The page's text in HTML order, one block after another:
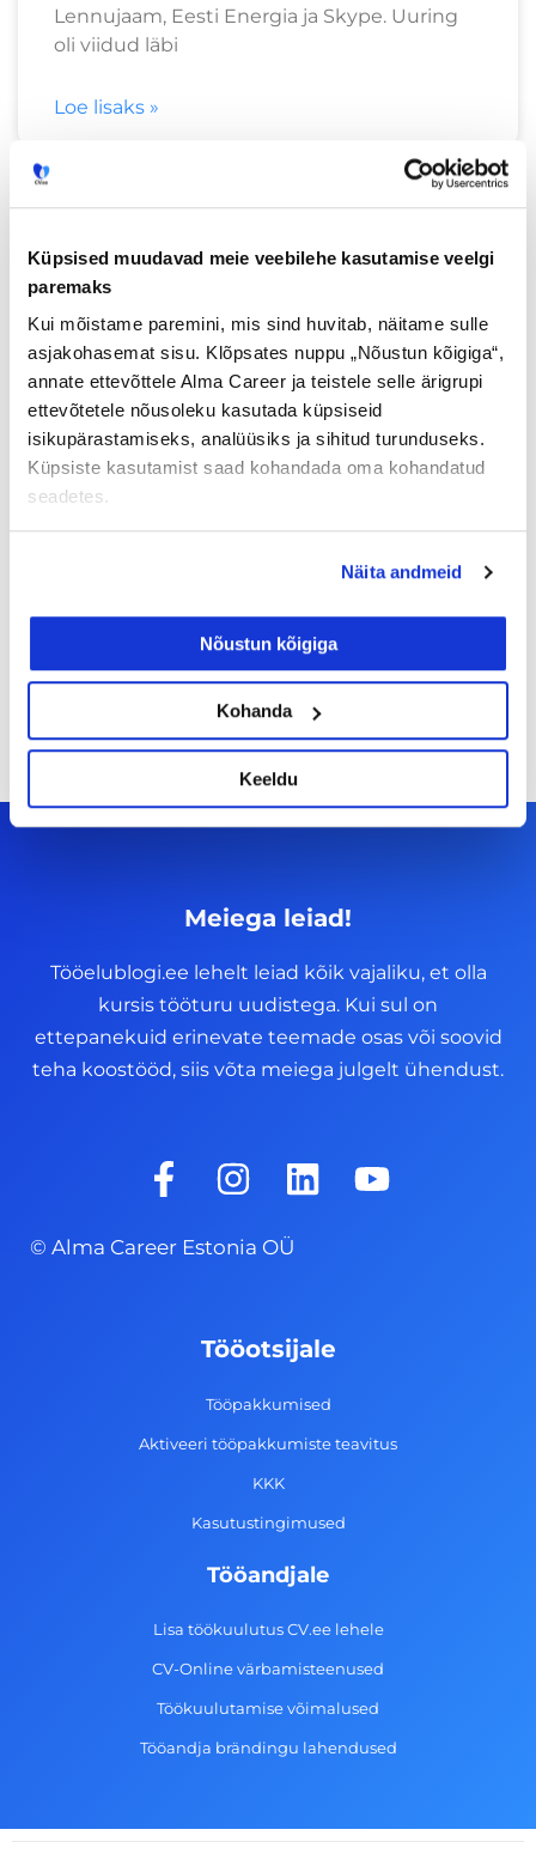
Küpsised muudavad meie veebilehe kasutamise veelgi
paremaks
Kui mõistame paremini, mis sind huvitab, näitame sulle
asjakohasemat sisu. Klõpsates nuppu „Nõustun kõigiga“,
annate ettevõttele Alma Career ja teistele selle ärigrupi
ettevõtetele nõusoleku kasutada küpsiseid
isikupärastamiseks, analüüsiks ja sihitud turunduseks.
Küpsiste kasutamist saad kohandada oma kohandatud
seadetes.
Näita andmeid
Nõustun kõigiga
Kohanda
Keeldu
Lennujaam, Eesti Energia ja Skype. Uuring
oli viidud läbi
Loe lisaks »
Meiega leiad!
Tööelublogi.ee lehelt leiad kõik vajaliku, et olla
kursis tööturu uudistega. Kui sul on
ettepanekuid erinevate teemade osas või soovid
teha koostööd, siis võta meiega julgelt ühendust.
F
a
e
-
I
n
s
t
g
a
m
L
i
d
n
Y
o
© Alma Career Estonia OÜ
Tööotsijale
Tööpakkumised
Aktiveeri tööpakkumiste teavitus
KKK
Kasutustingimused
Tööandjale
Lisa töökuulutus CV.ee lehele
CV-Online värbamisteenused
Töökuulutamise võimalused
Tööandja brändingu lahendused